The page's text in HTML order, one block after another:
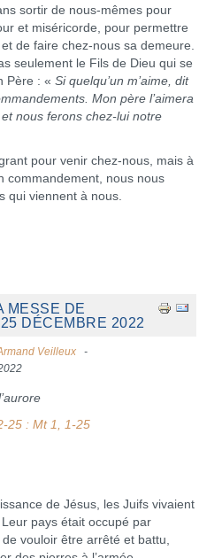
sortir de nous-mêmes pour
et miséricorde, pour permettre
de faire chez-nous sa demeure.
seulement le Fils de Dieu qui se
Père : « Si quelqu’un m’aime, dit
Mon père l’aimera
nous ferons chez-lui notre
pour venir chez-nous, mais à
commandement, nous nous
qui viennent à nous.
MESSE DE
DÉCEMBRE 2022
Veilleux
25 : Mt 1, 1-25
de Jésus, les Juifs vivaient
pays était occupé par
vouloir être arrêté et battu,